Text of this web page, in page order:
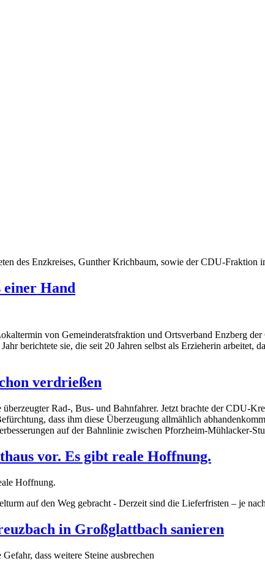
des Enzkreises, Gunther Krichbaum, sowie der CDU-Fraktion
einer Hand
von Gemeinderatsfraktion und Ortsverband Enzberg
berichtete sie, die seit 20 Jahren selbst als Erzieherin
verdrießen
Rad-, Bus- und Bahnfahrer. Jetzt brachte der CDU-
dass ihm diese Überzeugung allmählich
auf der Bahnlinie zwischen Pforzheim-Mühlacker-
vor. Es gibt reale Hoffnung.
auf den Weg gebracht - Derzeit sind die Lieferfristen – je
in Großglattbach sanieren
dass weitere Steine ausbrechen